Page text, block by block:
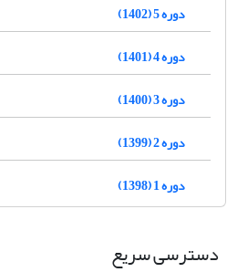
دوره 5 (1402)
دوره 4 (1401)
دوره 3 (1400)
دوره 2 (1399)
دوره 1 (1398)
دسترسی سریع